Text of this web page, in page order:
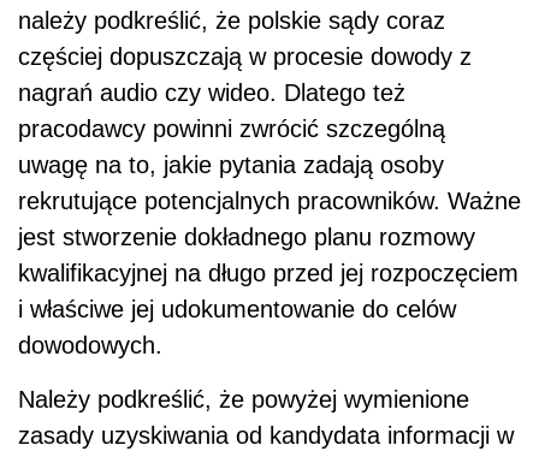
należy podkreślić, że polskie sądy coraz
częściej dopuszczają w procesie dowody z
nagrań audio czy wideo. Dlatego też
pracodawcy powinni zwrócić szczególną
uwagę na to, jakie pytania zadają osoby
rekrutujące potencjalnych pracowników. Ważne
jest stworzenie dokładnego planu rozmowy
kwalifikacyjnej na długo przed jej rozpoczęciem
i właściwe jej udokumentowanie do celów
dowodowych.
Należy podkreślić, że powyżej wymienione
zasady uzyskiwania od kandydata informacji w